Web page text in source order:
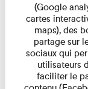
Pages
(Google
cartes
maps), des
partage sur
sociaux qui
utilisateurs
faciliter le